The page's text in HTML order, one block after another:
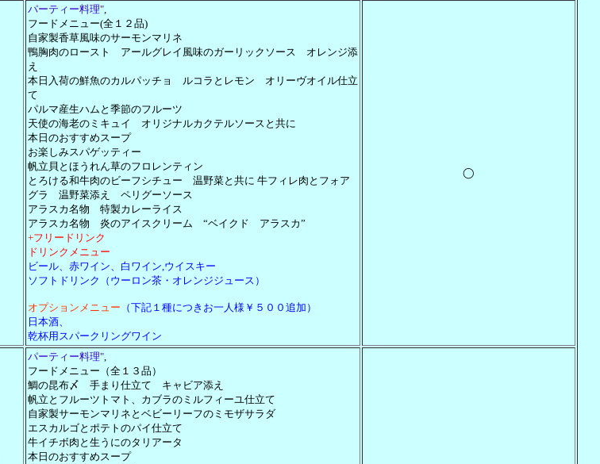
パーティー料理",
フードメニュー(全１２品)
自家製香草風味のサーモンマリネ
鴨胸肉のロースト アールグレイ風味のガーリックソース オレンジ添
え
本日入荷の鮮魚のカルパッチョ ルコラとレモン オリーヴオイル仕立
て
パルマ産生ハムと季節のフルーツ
天使の海老のミキュイ オリジナルカクテルソースと共に
本日のおすすめスープ
お楽しみスパゲッティー
帆立貝とほうれん草のフロレンティン
とろける和牛肉のビーフシチュー 温野菜と共に 牛フィレ肉とフォア
グラ 温野菜添え ペリグーソース
アラスカ名物 特製カレーライス
アラスカ名物 炎のアイスクリーム “ベイクド アラスカ”
+フリードリンク
ドリンクメニュー
ビール、赤ワイン、白ワイン,ウイスキー
ソフトドリンク（ウーロン茶・オレンジジュース）
オプションメニュー （下記１種につきお一人様￥５００追加）
日本酒、
乾杯用スパークリングワイン
◯
パーティー料理",
フードメニュー（全１３品）
鯛の昆布〆 手まり仕立て キャビア添え
帆立とフルーツトマト、カブラのミルフィーユ仕立て
自家製サーモンマリネとベビーリーフのミモザサラダ
エスカルゴとポテトのパイ仕立て
牛イチボ肉と生うにのタリアータ
本日のおすすめスープ